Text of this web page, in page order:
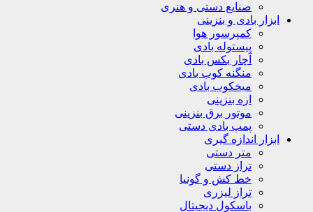
صنایع دستی و هنری
ابزار بادی و بنزینی
کمپرسور هوا
پیستوله بادی
آچار بکس بادی
منگنه کوب بادی
میخکوب بادی
اره بنزینی
موتور برق بنزینی
پمپ بادی دستی
ابزار اندازه گیری
متر دستی
تراز دستی
خط کش و گونیا
تراز لیزری
باسکول دیجیتال